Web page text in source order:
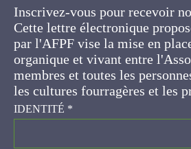
Cette lettre électronique
gratuitement par l'AFPF vise
d'un lien organique et vivant
ses membres et toutes les
concernées par les cultures
prairies.
IDENTITÉ*